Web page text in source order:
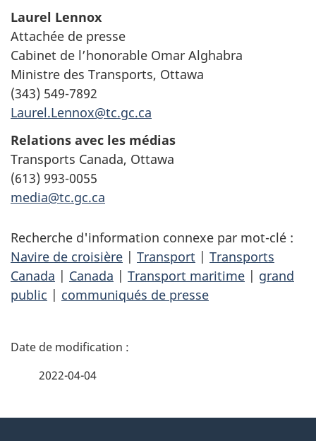
Laurel Lennox
Attachée de presse
Cabinet de l’honorable Omar Alghabra
Ministre des Transports, Ottawa
(343) 549-7892
Laurel.Lennox@tc.gc.ca
Relations avec les médias
Transports Canada, Ottawa
(613) 993-0055
media@tc.gc.ca
Recherche d'information connexe par mot-clé :
Navire de croisière | Transport | Transports
Canada | Canada | Transport maritime | grand
public | communiqués de presse
D
2022-04-04